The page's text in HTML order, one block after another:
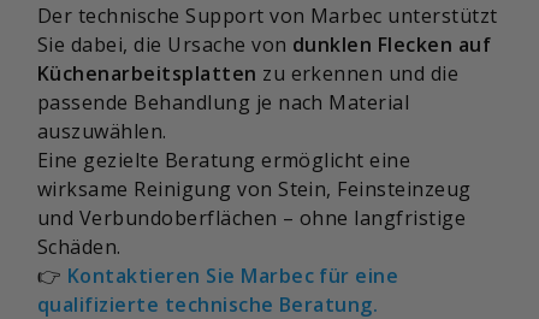
Der technische Support von Marbec unterstützt
Sie dabei, die Ursache von dunklen Flecken auf
Küchenarbeitsplatten zu erkennen und die
passende Behandlung je nach Material
auszuwählen.
Eine gezielte Beratung ermöglicht eine
wirksame Reinigung von Stein, Feinsteinzeug
und Verbundoberflächen – ohne langfristige
Schäden.
👉 Kontaktieren Sie Marbec für eine
qualifizierte technische Beratung.